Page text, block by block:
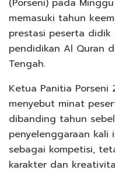
(Porseni) pada
memasuki tahun
prestasi peserta
pendidikan Al Quran
Tengah.
Ketua Panitia Porseni
menyebut minat
dibanding tahun
penyelenggaraan kali
sebagai kompetisi,
karakter dan